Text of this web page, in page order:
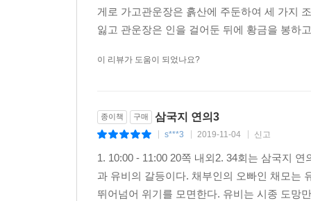
게로 가고관운장은 흙산에 주둔하여 세 가지
잃고 관운장은 인을 걸어둔 뒤에 황금을 봉하
이 리뷰가 도움이 되었나요?
종이책 구매 삼국지 연의3
s***3 2019-11-04 신고
1. 10:00 - 11:00 20쪽 내외2. 34회는 삼국지
과 유비의 갈등이다. 채부인의 오빠인 채모는
뛰어넘어 위기를 모면한다. 유비는 시종 도망